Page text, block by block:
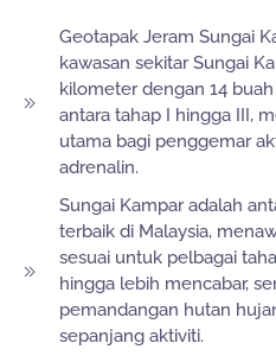
Geotapak Jeram Sungai
kawasan sekitar Sungai
kilometer dengan 14
antara tahap I hingga III,
utama bagi penggemar
adrenalin.
Sungai Kampar adalah
terbaik di Malaysia,
sesuai untuk pelbagai
hingga lebih mencabar,
pemandangan hutan
sepanjang aktiviti.